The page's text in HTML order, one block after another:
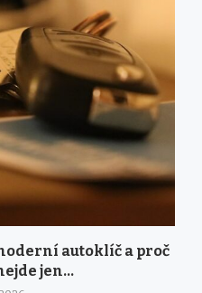
autoklíč a proč
jen...